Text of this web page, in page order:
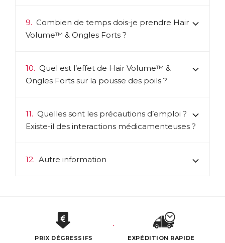
9. Combien de temps dois-je prendre Hair
Volume™ & Ongles Forts ?
10. Quel est l’effet de Hair Volume™ &
Ongles Forts sur la pousse des poils ?
11. Quelles sont les précautions d’emploi ?
Existe-il des interactions médicamenteuses ?
12. Autre information
PRIX DÉGRESSIFS
EXPÉDITION RAPIDE